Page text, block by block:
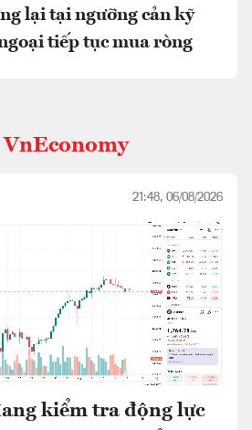
lại tại ngưỡng cản kỹ
tiếp tục mua ròng
VnEconomy
21:48, 06/08/2026
kiểm tra động lực